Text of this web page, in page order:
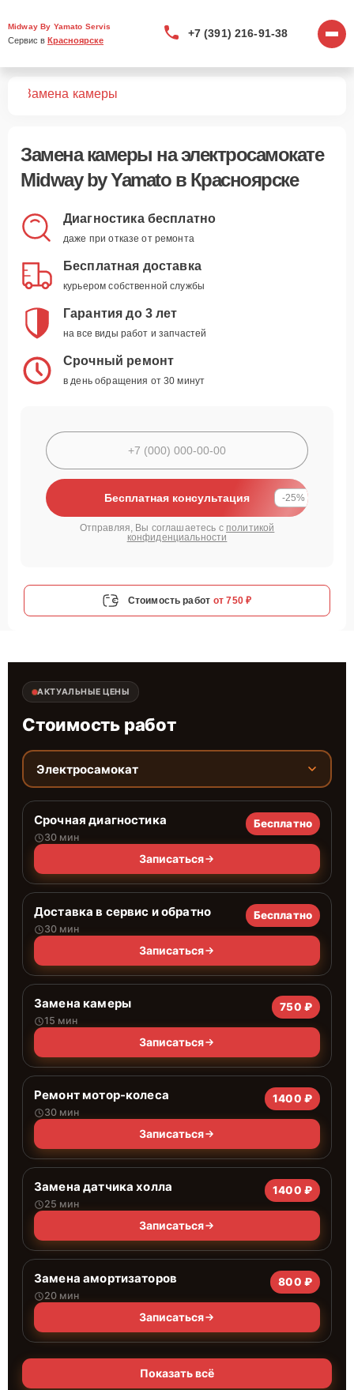
Midway By Yamato Servis
Сервис в Красноярске
+7 (391) 216-91-38
Замена камеры
Замена камеры на электросамокате
Midway by Yamato в Красноярске
Диагностика бесплатно
даже при отказе от ремонта
Бесплатная доставка
курьером собственной службы
Гарантия до 3 лет
на все виды работ и запчастей
Срочный ремонт
в день обращения от 30 минут
Бесплатная консультация -25%
Отправляя, Вы соглашаетесь с политикой
конфиденциальности
Стоимость работ от 750 ₽
АКТУАЛЬНЫЕ ЦЕНЫ
Стоимость работ
Электросамокат
Срочная диагностика
30 мин
Бесплатно
Записаться
Доставка в сервис и обратно
30 мин
Бесплатно
Записаться
Замена камеры
15 мин
750 ₽
Записаться
Ремонт мотор-колеса
30 мин
1400 ₽
Записаться
Замена датчика холла
25 мин
1400 ₽
Записаться
Замена амортизаторов
20 мин
800 ₽
Записаться
Показать всё